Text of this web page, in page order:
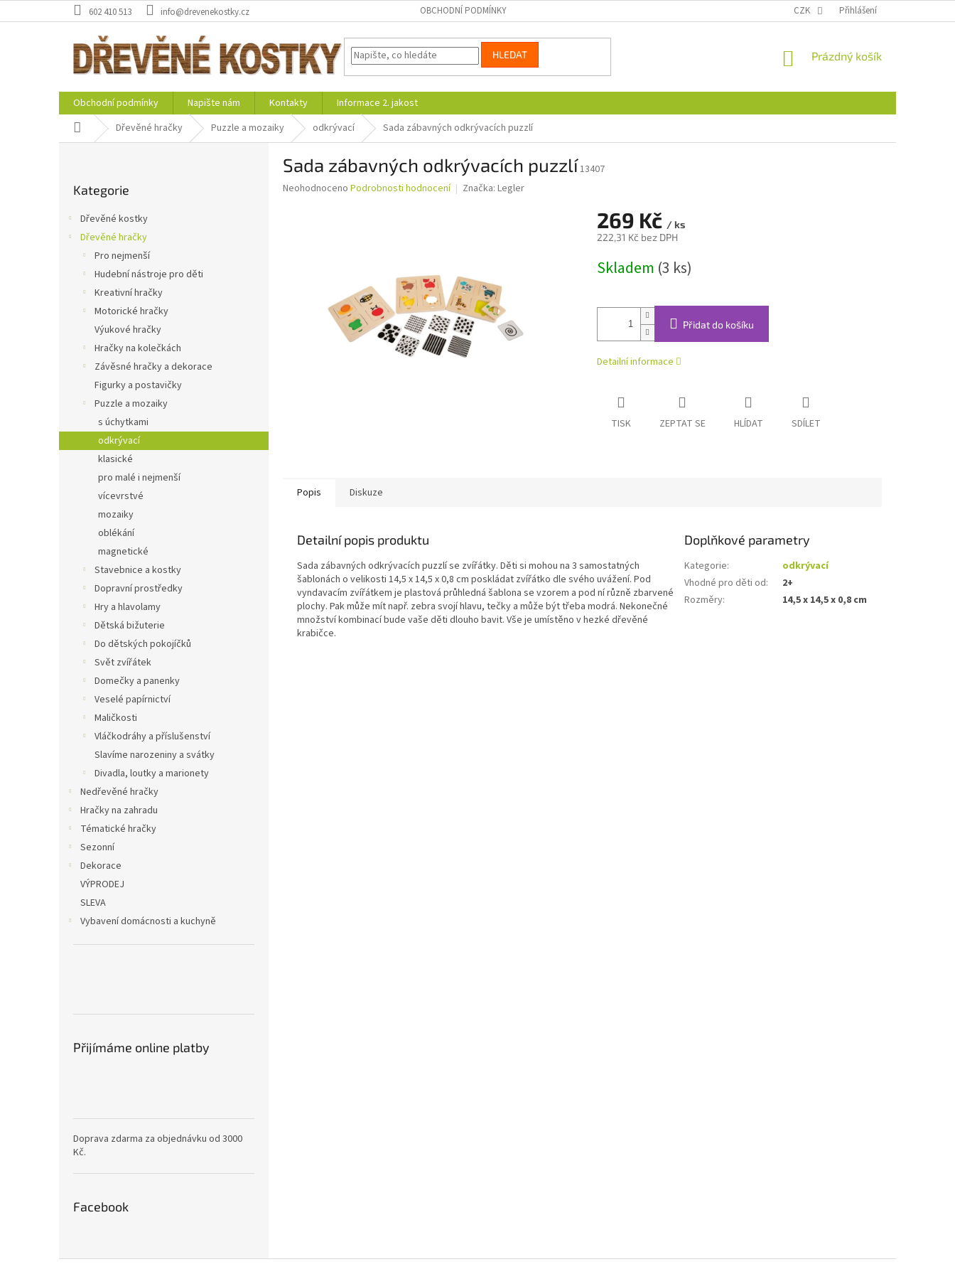
na
602 410 513 info@drevenekostky.cz OBCHODNÍ PODMÍNKY CZK Přihlášení
HLEDAT
NÁKUPNÍ
Prázdný košík
Obchodní podmínky Napište nám Kontakty
Informace 2. jakost
Domů Dřevěné hračky Puzzle a mozaiky odkrývací Sada zábavných odkrývacích puzzlí
kategorie
Kategorie
Dřevěné kostky
Dřevěné hračky
Pro nejmenší
Hudební nástroje pro děti
Kreativní hračky
Motorické hračky
Výukové hračky
Hračky na kolečkách
Závěsné hračky a dekorace
Figurky a postavičky
Puzzle a mozaiky
s úchytkami
odkrývací
klasické
pro malé i nejmenší
vícevrstvé
mozaiky
oblékání
magnetické
Stavebnice a kostky
Dopravní prostředky
Hry a hlavolamy
Dětská bižuterie
Do dětských pokojíčků
Svět zvířátek
Domečky a panenky
Veselé papírnictví
Maličkosti
Vláčkodráhy a příslušenství
Slavíme narozeniny a svátky
Divadla, loutky a marionety
Nedřevěné hračky
Hračky na zahradu
Tématické hračky
Sezonní
Dekorace
VÝPRODEJ
SLEVA
Vybavení domácnosti a kuchyně
Přijímáme online platby
Doprava zdarma za objednávku od 3000
Kč.
Facebook
Sada zábavných odkrývacích puzzlí13407
Průměrné
Neohodnoceno Podrobnosti hodnocení Značka: Legler
269 Kč / ks
222,31 Kč bez DPH
cena:
Skladem (3 ks)
Přidat do košíku
Detailní informace
TISK ZEPTAT SE HLÍDAT SDÍLET
Popis Diskuze
Detailní popis produktu
Sada zábavných odkrývacích puzzlí se zvířátky. Děti si mohou na 3 samostatných
šablonách o velikosti 14,5 x 14,5 x 0,8 cm poskládat zvířátko dle svého uvážení. Pod
vyndavacím zvířátkem je plastová průhledná šablona se vzorem a pod ní různě zbarvené
plochy. Pak může mít např. zebra svojí hlavu, tečky a může být třeba modrá. Nekonečné
množství kombinací bude vaše děti dlouho bavit. Vše je umístěno v hezké dřevěné
krabičce.
Doplňkové parametry
Kategorie:
odkrývací
Vhodné pro děti od:
2+
Rozměry: 14,5 x 14,5 x 0,8 cm